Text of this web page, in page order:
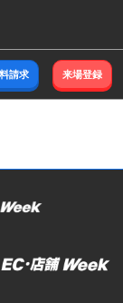
請求 来場登録